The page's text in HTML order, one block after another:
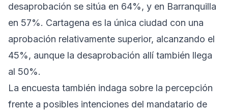
desaprobación se sitúa en 64%, y en Barranquilla
en 57%. Cartagena es la única ciudad con una
aprobación relativamente superior, alcanzando el
45%, aunque la desaprobación allí también llega
al 50%.
La encuesta también indaga sobre la percepción
frente a posibles intenciones del mandatario de